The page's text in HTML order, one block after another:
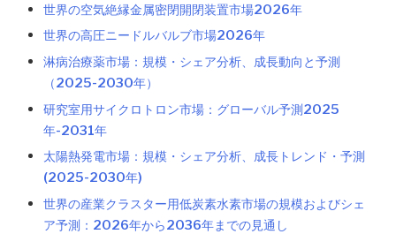
世界の空気絶縁金属密閉開閉装置市場2026年
世界の高圧ニードルバルブ市場2026年
淋病治療薬市場：規模・シェア分析、成長動向と予測
（2025-2030年）
研究室用サイクロトロン市場：グローバル予測2025
年-2031年
太陽熱発電市場：規模・シェア分析、成長トレンド・予測
(2025-2030年)
世界の産業クラスター用低炭素水素市場の規模およびシェ
ア予測：2026年から2036年までの見通し